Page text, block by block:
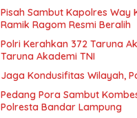
Pisah Sambut Kapolres Way
Ramik Ragom Resmi Beralih
Polri Kerahkan 372 Taruna
Taruna Akademi TNI
Jaga Kondusifitas Wilayah,
Pedang Pora Sambut
Polresta Bandar Lampung